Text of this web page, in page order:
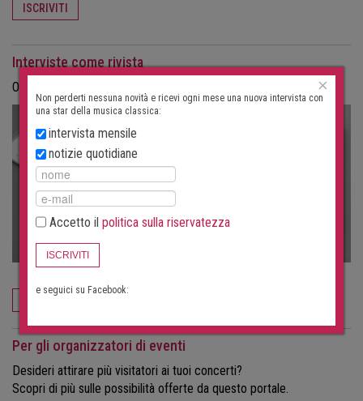
ISCRIVITI
Interviste come rivista
Ordina le interviste in formato cartaceo come rivista.
ORDINA ORA
Per gli organizzatori di eventi
Desideri attirare più visitatori ai tuoi concerti?
Scopri di più sulle possibilità offerte da questo portale.
×
Non perderti nessuna novità e ricevi ogni mese una nuova intervista con
una star della musica classica:
intervista mensile
notizie quotidiane
Accetto il politica sulla riservatezza
ISCRIVITI
e seguici su Facebook: